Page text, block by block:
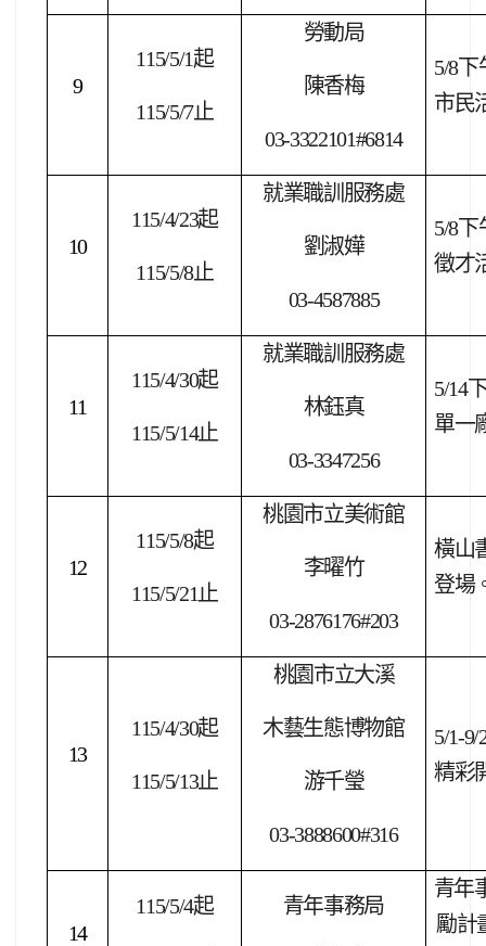
9
115/5/1起
115/5/7止
勞動局
陳香梅
03-3322101#6814
5/8下
市民
10
115/4/23起
115/5/8止
就業職訓服務處
劉淑嬅
03-4587885
5/8下
徵才
11
115/4/30起
115/5/14止
就業職訓服務處
林鈺真
03-3347256
5/14
單一
12
115/5/8起
115/5/21止
桃園市立美術館
李曜竹
03-2876176#203
橫山
登場
13
115/4/30起
115/5/13止
桃園市立大溪
木藝生態博物館
游千瑩
03-3888600#316
5/1-9/
精彩
14
115/5/4起 青年事務局
青年
勵計